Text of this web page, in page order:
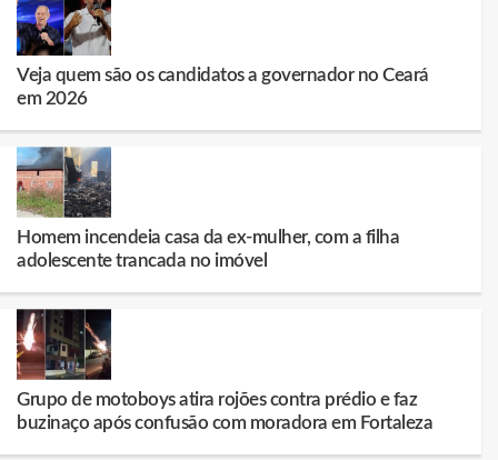
Veja quem são os candidatos a governador no Ceará
em 2026
Homem incendeia casa da ex-mulher, com a filha
adolescente trancada no imóvel
Grupo de motoboys atira rojões contra prédio e faz
buzinaço após confusão com moradora em Fortaleza